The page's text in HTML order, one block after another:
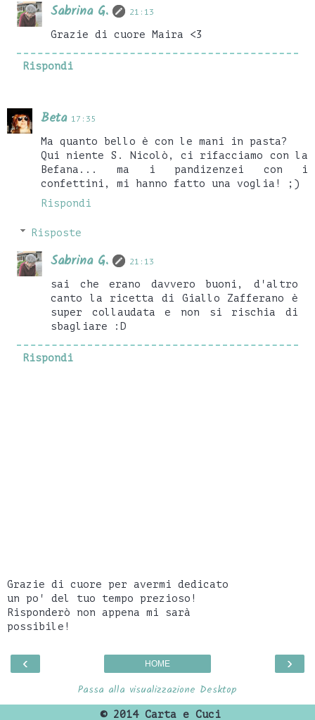
Sabrina G. 21:13
Grazie di cuore Maira <3
Rispondi
Beta 17:35
Ma quanto bello è con le mani in pasta?
Qui niente S. Nicolò, ci rifacciamo con la
Befana... ma i pandizenzei con i
confettini, mi hanno fatto una voglia! ;)
Rispondi
Risposte
Sabrina G. 21:13
sai che erano davvero buoni, d'altro
canto la ricetta di Giallo Zafferano è
super collaudata e non si rischia di
sbagliare :D
Rispondi
Grazie di cuore per avermi dedicato
un po' del tuo tempo prezioso!
Risponderò non appena mi sarà
possibile!
‹ ›
HOME
Passa alla visualizzazione Desktop
©2014 Carta e Cuci